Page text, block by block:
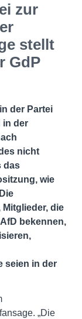
zur
stellt
GdP
der Partei
in der
nicht
das
wie
die
bekennen,
seien in der
„Die